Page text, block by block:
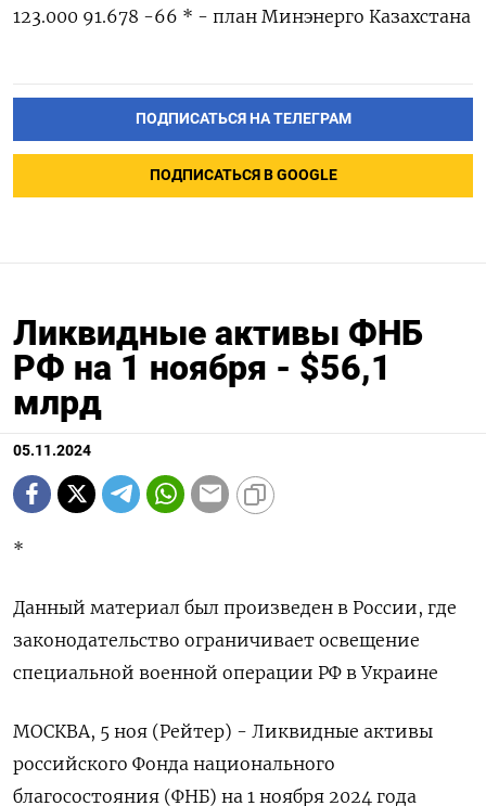
123.000 91.678 -66 * - план Минэнерго Казахстана
ПОДПИСАТЬСЯ НА ТЕЛЕГРАМ
ПОДПИСАТЬСЯ В GOOGLE
Ликвидные активы ФНБ
РФ на 1 ноября - $56,1
млрд
05.11.2024
*
Данный материал был произведен в России, где
законодательство ограничивает освещение
специальной военной операции РФ в Украине
МОСКВА, 5 ноя (Рейтер) - Ликвидные активы
российского Фонда национального
благосостояния (ФНБ) на 1 ноября 2024 года